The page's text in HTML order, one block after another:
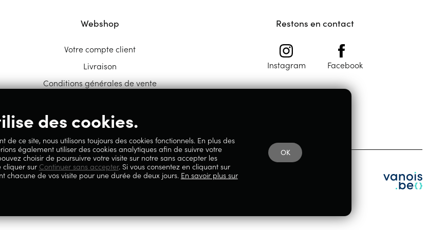
Webshop
Votre compte client
Livraison
Conditions générales de vente
Restons en contact
Instagram Facebook
sise Avenue Reine Elisabeth 5 à 4020 Liège.
des cookies.
de ce site, nous utilisons toujours des cookies fonctionnels. En plus des
également utiliser des cookies analytiques afin de suivre votre
choisir de poursuivre votre visite sur notre sans accepter les
cliquer sur Continuer sans accepter. Si vous consentez en cliquant sur
chacune de vos visite pour une durée de deux jours. En savoir plus sur
OK